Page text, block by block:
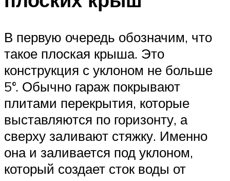
В первую очередь обозначим, что
такое плоская крыша. Это
конструкция с уклоном не больше
5°. Обычно гараж покрывают
плитами перекрытия, которые
выставляются по горизонту, а
сверху заливают стяжку. Именно
она и заливается под уклоном,
который создает сток воды от